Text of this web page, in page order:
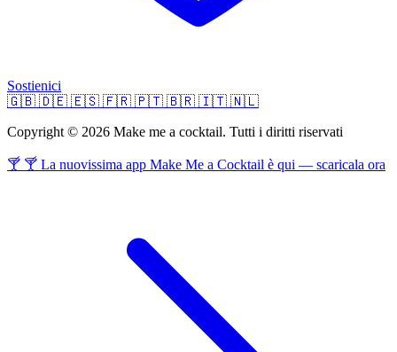
Sostienici
🇬🇧 🇩🇪 🇪🇸 🇫🇷 🇵🇹 🇧🇷 🇮🇹 🇳🇱
Copyright © 2026 Make me a cocktail. Tutti i diritti riservati
🍸 🍸 La nuovissima app Make Me a Cocktail è qui — scaricala ora